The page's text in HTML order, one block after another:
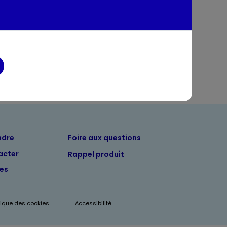
Foire aux questions
Rappel produit
des cookies Accessibilité